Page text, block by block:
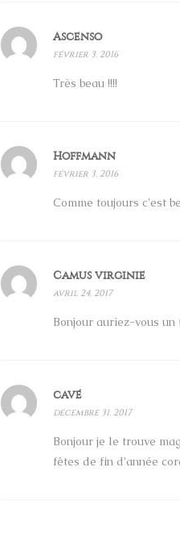
Ascenso
février 3, 2016
Très beau !!!!
Hoffmann
février 3, 2016
Comme toujours c'est
Camus virginie
avril 24, 2017
Bonjour auriez-vous
cavé
décembre 31, 2017
Bonjour je le trouve
fêtes de fin d'année